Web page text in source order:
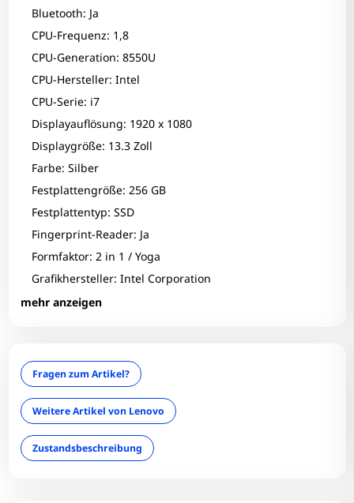
Bluetooth: Ja
CPU-Frequenz: 1,8
CPU-Generation: 8550U
CPU-Hersteller: Intel
CPU-Serie: i7
Displayauflösung: 1920 x 1080
Displaygröße: 13.3 Zoll
Farbe: Silber
Festplattengröße: 256 GB
Festplattentyp: SSD
Fingerprint-Reader: Ja
Formfaktor: 2 in 1 / Yoga
Grafikhersteller: Intel Corporation
mehr anzeigen
Grafikkarte: UHD Graphics 620
LAN: Nein
Optischer Zustand: B
optisches Laufwerk: Nein
RAM-Größe: 8 GB
RAM-Typ: DDR4
Fragen zum Artikel?
Weitere Artikel von Lenovo
Zustandsbeschreibung
Zum Zoomen tippen